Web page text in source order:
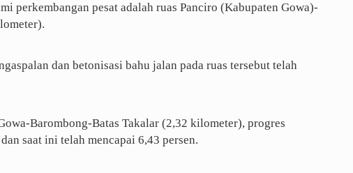
perkembangan pesat adalah ruas Panciro (Kabupaten Gowa)-
dan betonisasi bahu jalan pada ruas tersebut telah
Barombong-Batas Takalar (2,32 kilometer), progres
saat ini telah mencapai 6,43 persen.